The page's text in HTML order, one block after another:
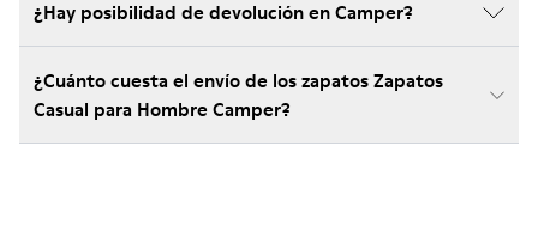
¿Hay posibilidad de devolución en Camper?
¿Cuánto cuesta el envío de los zapatos Zapatos
Casual para Hombre Camper?